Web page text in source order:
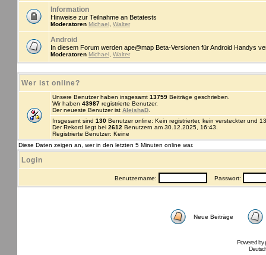
Information
Hinweise zur Teilnahme an Betatests
Moderatoren Michael Walter
Android
In diesem Forum werden ape@map Beta-Versionen für Android Handys
Moderatoren Michael Walter
Wer ist online?
Unsere Benutzer haben insgesamt 13759 Beiträge geschrieben.
Wir haben 43987 registrierte Benutzer.
Der neueste Benutzer ist AleishaD
Insgesamt sind 130 Benutzer online: Kein registrierter, kein versteckter und
Der Rekord liegt bei 2612 Benutzern am 30.12.2025, 16:43.
Registrierte Benutzer: Keine
Diese Daten zeigen an, wer in den letzten 5 Minuten online war.
Login
Benutzername: Passwort:
Neue Beiträge
Powered by